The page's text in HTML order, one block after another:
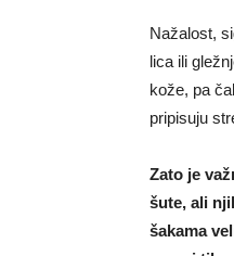
Nažalost,
lica ili
kože, pa
pripisuju
Zato je
šute, ali
šakama